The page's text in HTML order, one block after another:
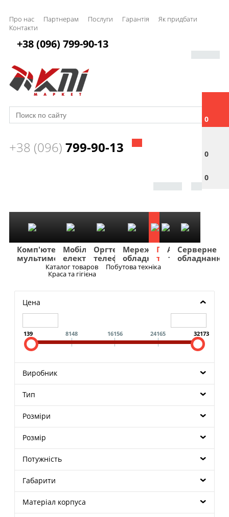
Про нас Партнерам Послуги Гарантія
Як придбати
Контакти
0
0
0
+38 (096) 799-90-13
+38 (096) 799-90-13
Комп'ютери
мультимедіа
Мобільна
електроніка
Оргтехніка
телефонія
Мережеве
обладнання
Побутова
техніка
TV
та
Фото
та
Авто
та
Серверне
обладнання
Каталог товаров Побутова техніка
Краса та гігієна
Цена
139 8148 16156 24165 32173
Виробник
Тип
Розміри
Розмір
Потужність
Габарити
Матеріал корпуса